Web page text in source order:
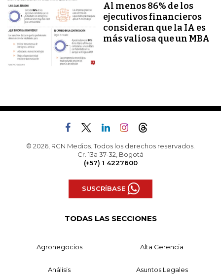
Al menos 86% de los
ejecutivos financieros
consideran que la IA es
más valiosa que un MBA
© 2026, RCN Medios. Todos los derechos reservados.
Cr. 13a 37-32, Bogotá
(+57) 1 4227600
SUSCRÍBASE
TODAS LAS SECCIONES
Agronegocios Alta Gerencia
Análisis Asuntos Legales